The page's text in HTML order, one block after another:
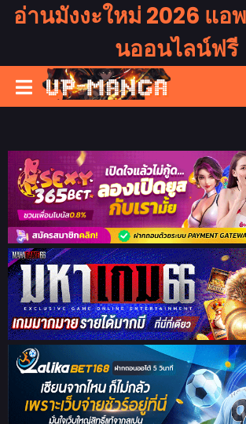
อ่านมังงะใหม่ 2026 แอ
นออนไลน์ฟรี